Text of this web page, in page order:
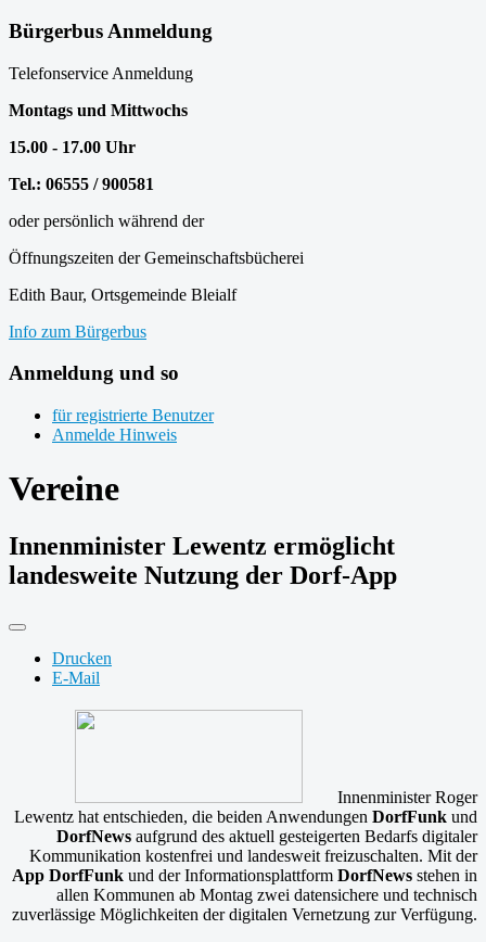
Bürgerbus Anmeldung
Telefonservice Anmeldung
Montags und Mittwochs
15.00 - 17.00 Uhr
Tel.: 06555 / 900581
oder persönlich während der
Öffnungszeiten der Gemeinschaftsbücherei
Edith Baur, Ortsgemeinde Bleialf
Info zum Bürgerbus
Anmeldung und so
für registrierte Benutzer
Anmelde Hinweis
Vereine
Innenminister Lewentz ermöglicht
landesweite Nutzung der Dorf-App
Drucken
E-Mail
Innenminister Roger
Lewentz hat entschieden, die beiden Anwendungen DorfFunk und
DorfNews aufgrund des aktuell gesteigerten Bedarfs digitaler
Kommunikation kostenfrei und landesweit freizuschalten. Mit der
App DorfFunk und der Informationsplattform DorfNews stehen in
allen Kommunen ab Montag zwei datensichere und technisch
zuverlässige Möglichkeiten der digitalen Vernetzung zur Verfügung.